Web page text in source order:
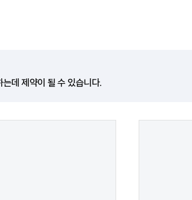
데 제약이 될 수 있습니다.